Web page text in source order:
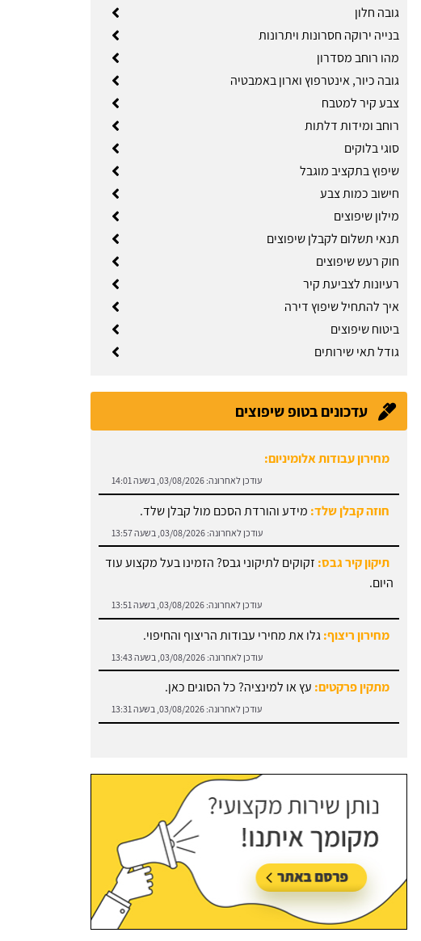
גובה חלון
בנייה ירוקה חסרונות ויתרונות
מהו רוחב מסדרון
גובה כיור, אינטרפוץ וארון באמבטיה
צבע קיר למטבח
רוחב ומידות דלתות
סוגי בלוקים
שיפוץ בתקציב מוגבל
חישוב כמות צבע
מילון שיפוצים
תנאי תשלום לקבלן שיפוצים
חוק רעש שיפוצים
רעיונות לצביעת קיר
איך להתחיל שיפוץ דירה
ביטוח שיפוצים
גודל תאי שירותים
עדכונים בטופ שיפוצים
חוזה קבלן שלד:מידע והורדת הסכם מול קבלן שלד.
עודכן לאחרונה: 03/08/2026, בשעה 13:57
תיקון קיר גבס:זקוקים לתיקוני גבס? הזמינו בעל מקצוע עוד
מחירון ריצוף:
עודכן לאחרונה: 03/08/2026, בשעה 13:43
מתקין פרקטים:עץ או למינציה? כל הסוגים כאן.
עודכן לאחרונה:03/08/2026, בשעה 13:31
מחירון עבודות אלומיניום:
עודכן לאחרונה: 03/08/2026, בשעה 14:01